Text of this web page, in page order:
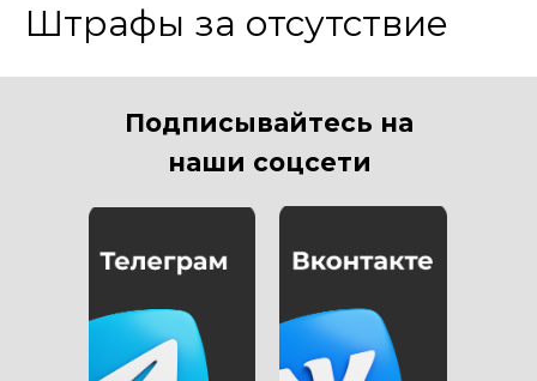
Подписывайтесь на
наши соцсети
Штрафы за отсутствие
маркировки интернет-
рекламы
За нарушение правил маркировки интернет-
штрафы в соответствии с КоАП РФ. Штрафы
рекламной деятельности: рекламодателей,
рекламные агентства, паблишеров и ОРД.
Величина штрафа зависит от типа нарушения и